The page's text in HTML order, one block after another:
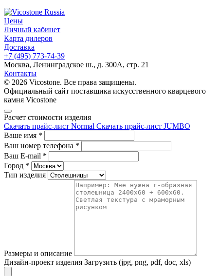
Цены
Личный кабинет
Карта дилеров
Доставка
+7 (495) 773-74-39
Москва, Ленинградское ш., д. 300А, стр. 21
Контакты
© 2026 Vicostone. Все права защищены.
Официальный сайт поставщика искусственного кварцевого
камня Vicostone
Расчет стоимости изделия
Скачать прайс-лист Normal Скачать прайс-лист JUMBO
Ваше имя *
Ваш номер телефона *
Ваш E-mail *
Город *
Тип изделия
Размеры и описание
Дизайн-проект изделия Загрузить (jpg, png, pdf, doc, xls)